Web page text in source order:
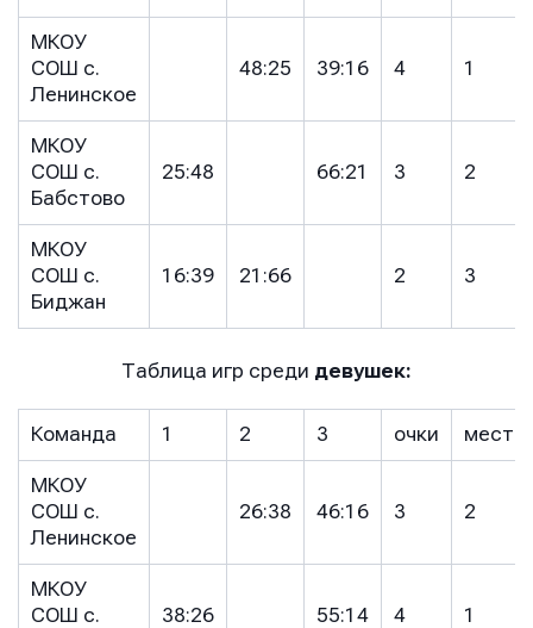
МКОУ
СОШ с.
Ленинское
48:25 39:16 4 1
МКОУ
СОШ с.
Бабстово
25:48 66:21 3 2
МКОУ
СОШ с.
Биджан
16:39 21:66 2 3
Таблица игр среди девушек:
Команда 1 2 3 очки место
МКОУ
СОШ с.
Ленинское
26:38 46:16 3 2
МКОУ
СОШ с.
38:26 55:14 4 1
Имя
E-mail
Телефон
Отправить
Имя
E-mail
Телефон
Отправить
Имя
E-mail
Телефон